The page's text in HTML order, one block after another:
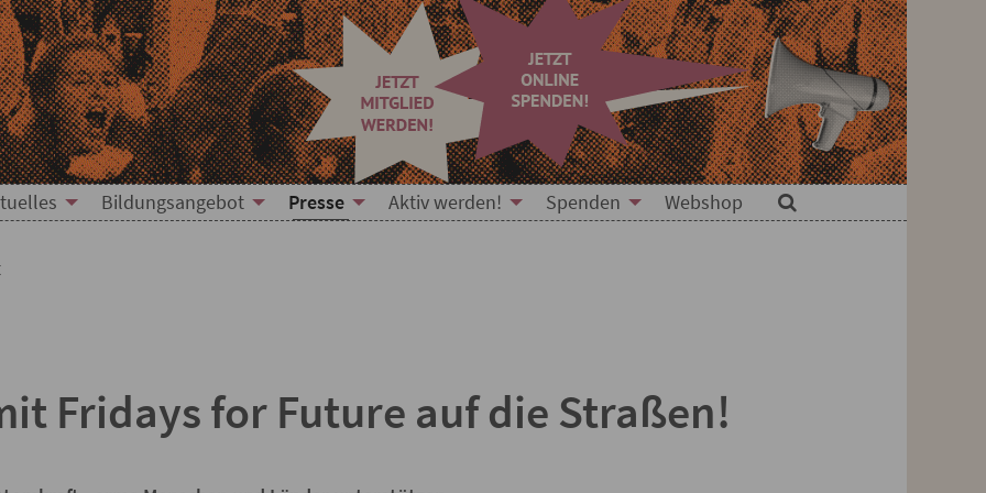
Bildungsangebot Presse Aktiv werden! Spenden Webshop
Fridays for Future auf die Straßen!